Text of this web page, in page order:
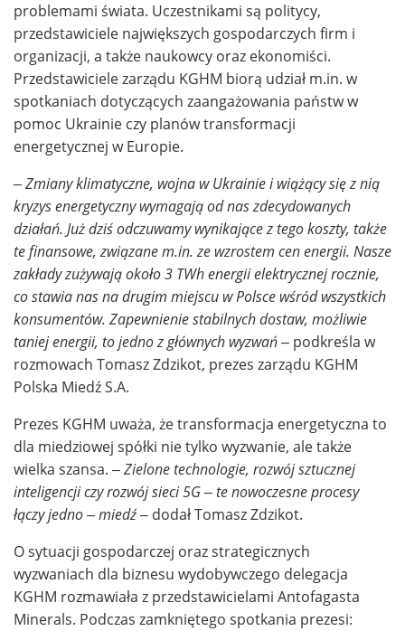
problemami świata. Uczestnikami są politycy,
przedstawiciele największych gospodarczych firm i
organizacji, a także naukowcy oraz ekonomiści.
Przedstawiciele zarządu KGHM biorą udział m.in. w
spotkaniach dotyczących zaangażowania państw w
pomoc Ukrainie czy planów transformacji
energetycznej w Europie.
–Zmiany klimatyczne, wojna w Ukrainie i wiążący się z nią
kryzys energetyczny wymagają od nas zdecydowanych
działań. Już dziś odczuwamy wynikające z tego koszty, także
te finansowe, związane m.in. ze wzrostem cen energii. Nasze
zakłady zużywają około 3 TWh energii elektrycznej rocznie,
co stawia nas na drugim miejscu w Polsce wśród wszystkich
konsumentów. Zapewnienie stabilnych dostaw, możliwie
taniej energii, to jedno z głównych wyzwań – podkreśla w
rozmowach Tomasz Zdzikot, prezes zarządu KGHM
Polska Miedź S.A.
Prezes KGHM uważa, że transformacja energetyczna to
dla miedziowej spółki nie tylko wyzwanie, ale także
wielka szansa. –Zielone technologie, rozwój sztucznej
inteligencji czy rozwój sieci 5G – te nowoczesne procesy
łączy jedno – miedź– dodał Tomasz Zdzikot.
O sytuacji gospodarczej oraz strategicznych
wyzwaniach dla biznesu wydobywczego delegacja
KGHM rozmawiała z przedstawicielami Antofagasta
Minerals. Podczas zamkniętego spotkania prezesi: